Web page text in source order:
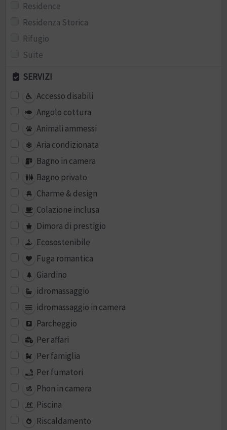
Residence
Residenza Storica
Rifugio
Suite
SERVIZI
Accesso disabili
Angolo cottura
Animali ammessi
Aria condizionata
Bagno in camera
Bagno privato
Charme & design
Colazione inclusa
Dimora di prestigio
Ecosostenibile
Fuga romantica
Giardino
idromassaggio
idromassaggio in camera
Parcheggio
Per affari
Per famiglia
Per fumatori
Phon in camera
Piscina
Riscaldamento